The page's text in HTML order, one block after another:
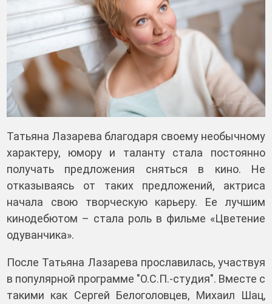
Татьяна Лазарева благодаря своему необычному
характеру, юмору и таланту стала постоянно
получать предложения сняться в кино. Не
отказываясь от таких предложений, актриса
начала свою творческую карьеру. Ее лучшим
кинодебютом – стала роль в фильме «Цветение
одуванчика».
После Татьяна Лазарева прославилась, участвуя
в популярной программе "О.С.П.-студия". Вместе с
такими как Сергей Белоголовцев, Михаил Шац,